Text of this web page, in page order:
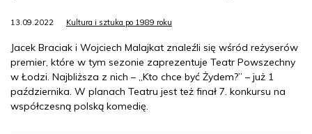
13.09.2022 Kultura i sztuka po 1989 roku
Jacek Braciak i Wojciech Malajkat znaleźli się wśród reżyserów
premier, które w tym sezonie zaprezentuje Teatr Powszechny
w Łodzi. Najbliższa z nich – „Kto chce być Żydem?” – już 1
października. W planach Teatru jest też finał 7. konkursu na
współczesną polską komedię.